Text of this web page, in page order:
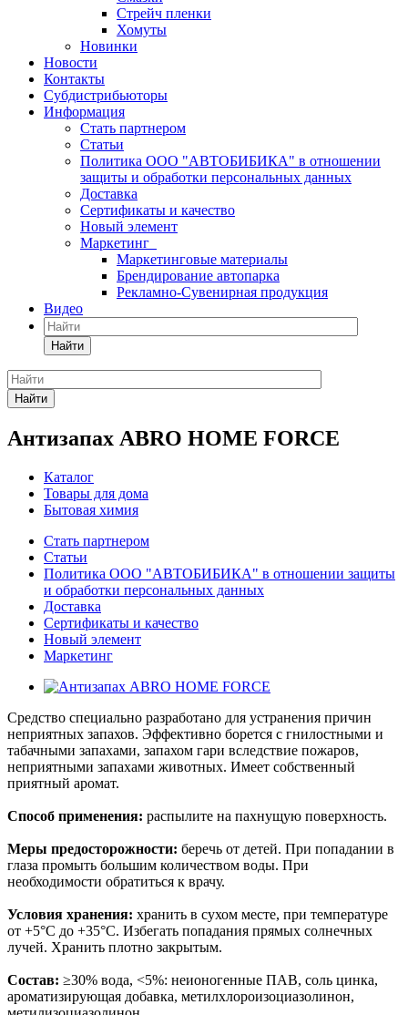
Стрейч пленки
Хомуты
Новинки
Новости
Контакты
Субдистрибьюторы
Информация
Стать партнером
Статьи
Политика ООО "АВТОБИБИКА" в отношении
защиты и обработки персональных данных
Доставка
Сертификаты и качество
Новый элемент
Маркетинг
Маркетинговые материалы
Брендирование автопарка
Рекламно-Сувенирная продукция
Видео
Найти
Найти
Антизапах ABRO HOME FORCE
Каталог
Товары для дома
Бытовая химия
Стать партнером
Статьи
Политика ООО "АВТОБИБИКА" в отношении защиты
и обработки персональных данных
Доставка
Сертификаты и качество
Новый элемент
Маркетинг
Средство специально разработано для устранения причин
неприятных запахов. Эффективно борется с гнилостными и
табачными запахами, запахом гари вследствие пожаров,
неприятными запахами животных. Имеет собственный
приятный аромат.
Способ применения: распылите на пахнущую поверхность.
Меры предосторожности: беречь от детей. При попадании в
глаза промыть большим количеством воды. При
необходимости обратиться к врачу.
Условия хранения: хранить в сухом месте, при температуре
от +5°С до +35°С. Избегать попадания прямых солнечных
лучей. Хранить плотно закрытым.
Состав: ≥30% вода, <5%: неионогенные ПАВ, соль цинка,
ароматизирующая добавка, метилхлороизоциазолинон,